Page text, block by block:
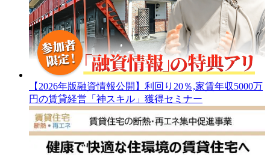
【2026年版融資情報公開】利回り20％,家賃年収5000万
円の賃貸経営「神スキル」獲得セミナー